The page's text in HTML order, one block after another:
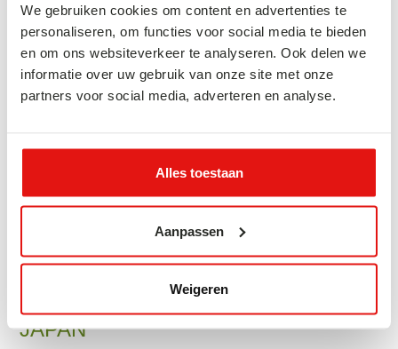
We gebruiken cookies om content en advertenties te
personaliseren, om functies voor social media te bieden
en om ons websiteverkeer te analyseren. Ook delen we
informatie over uw gebruik van onze site met onze
partners voor social media, adverteren en analyse.
Alles toestaan
Aanpassen
Weigeren
Het Japanse vakmanschap en de manier
waarop mensen met elkaar omgaan hebben
veel indruk op mij gemaakt. Ik bewonder de
van de brede culinaire cultuur en de meest
indrukwekkende architectuur tot de
gestructureerde dagelijkse dienstverlening.
Daarnaast waardeer ik hoe respectvol en
bijzonder hulpvaardig Japanners zijn.
MIJN FAVORIETE MOMENT IN
JAPAN